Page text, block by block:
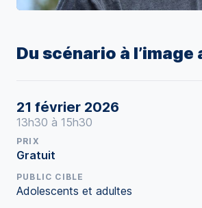
Du scénario à l’image
21 février 2026
13h30 à 15h30
PRIX
Gratuit
PUBLIC CIBLE
Adolescents et adultes